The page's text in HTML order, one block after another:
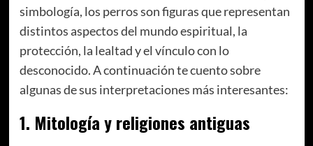
simbología, los perros son figuras que representan
distintos aspectos del mundo espiritual, la
protección, la lealtad y el vínculo con lo
desconocido. A continuación te cuento sobre
algunas de sus interpretaciones más interesantes:
1. Mitología y religiones antiguas